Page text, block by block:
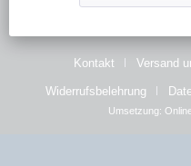
* Alle Preise inkl. gesetzl.
Kontakt Versand
Widerrufsbelehrung
Umsetzung: